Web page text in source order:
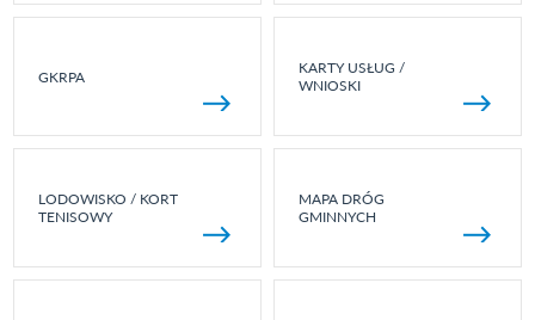
GKRPA
KARTY USŁUG /
WNIOSKI
LODOWISKO / KORT
TENISOWY
MAPA DRÓG
GMINNYCH